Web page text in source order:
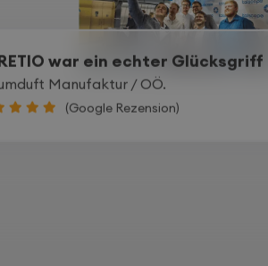
war ein echter Glücksgriff
Manufaktur / OÖ.
(Google Rezension)